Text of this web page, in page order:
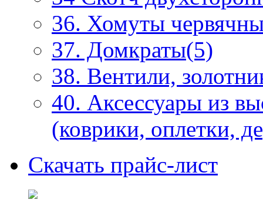
36. Хомуты
37. Домкраты(5)
38. Вентили,
40. Аксессуары из
(коврики, оплетки,
Скачать прайс-лист